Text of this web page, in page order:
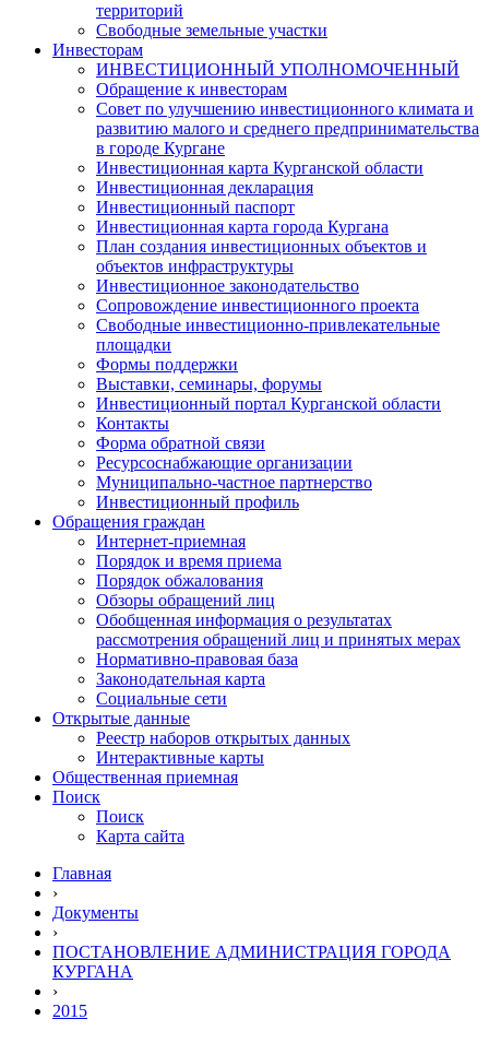
территорий
Свободные земельные участки
Инвесторам
ИНВЕСТИЦИОННЫЙ УПОЛНОМОЧЕННЫЙ
Обращение к инвесторам
Совет по улучшению инвестиционного климата и
развитию малого и среднего предпринимательства
в городе Кургане
Инвестиционная карта Курганской области
Инвестиционная декларация
Инвестиционный паспорт
Инвестиционная карта города Кургана
План создания инвестиционных объектов и
объектов инфраструктуры
Инвестиционное законодательство
Сопровождение инвестиционного проекта
Свободные инвестиционно-привлекательные
площадки
Формы поддержки
Выставки, семинары, форумы
Инвестиционный портал Курганской области
Контакты
Форма обратной связи
Ресурсоснабжающие организации
Муниципально-частное партнерство
Инвестиционный профиль
Обращения граждан
Интернет-приемная
Порядок и время приема
Порядок обжалования
Обзоры обращений лиц
Обобщенная информация о результатах
рассмотрения обращений лиц и принятых мерах
Нормативно-правовая база
Законодательная карта
Социальные сети
Открытые данные
Реестр наборов открытых данных
Интерактивные карты
Общественная приемная
Поиск
Поиск
Карта сайта
Главная
›
Документы
›
ПОСТАНОВЛЕНИЕ АДМИНИСТРАЦИЯ ГОРОДА
КУРГАНА
›
2015